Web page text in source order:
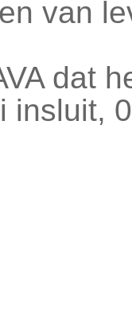
van
dat
insluit,